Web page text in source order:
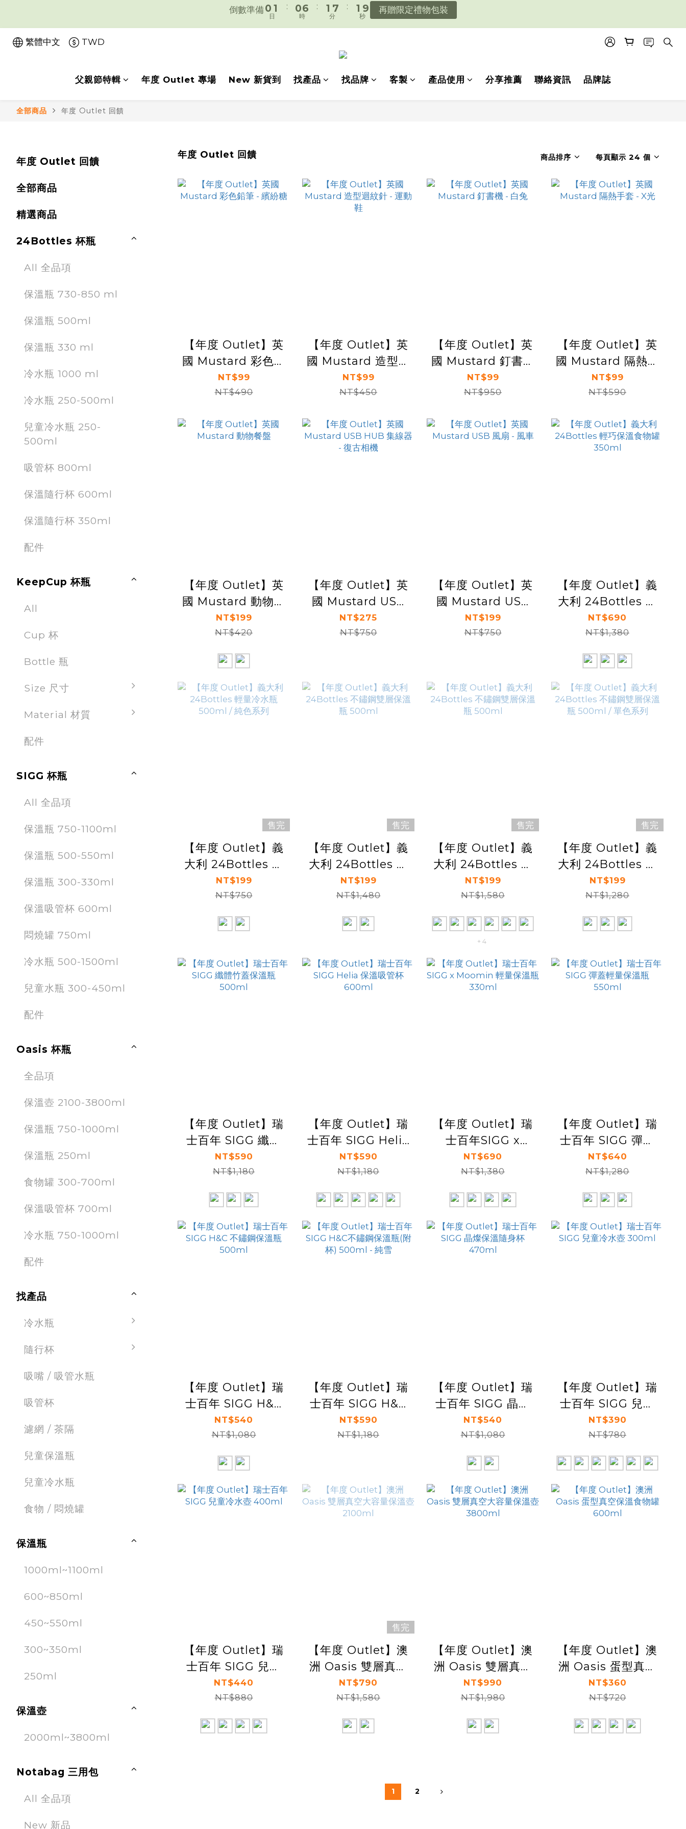
遇見好日常，陪你好好生活。
遇見好日常，陪你好好生活。
2
1
3
2
2
1
8
7
3
3
2
9
8
6
3
29
5
繁體中文 TWD
父親節特輯 年度 Outlet 專場 New 新貨到 找產品 找品牌 客製 產品使用 分享推薦 聯絡資訊 品牌誌
全部商品 年度 Outlet 回饋
年度 Outlet 回饋
全部商品
精選商品
24Bottles 杯瓶
All 全品項
保溫瓶 730-850 ml
保溫瓶 500ml
保溫瓶 330 ml
冷水瓶 1000 ml
冷水瓶 250-500ml
兒童冷水瓶 250-
500ml
吸管杯 800ml
保溫隨行杯 600ml
保溫隨行杯 350ml
配件
KeepCup 杯瓶
All
Cup 杯
Bottle 瓶
Size 尺寸
Material 材質
配件
SIGG 杯瓶
All 全品項
保溫瓶 750-1100ml
保溫瓶 500-550ml
保溫瓶 300-330ml
保溫吸管杯 600ml
悶燒罐 750ml
冷水瓶 500-1500ml
兒童水瓶 300-450ml
配件
Oasis 杯瓶
全品項
保溫壺 2100-3800ml
保溫瓶 750-1000ml
保溫瓶 250ml
食物罐 300-700ml
保溫吸管杯 700ml
冷水瓶 750-1000ml
配件
找產品
冷水瓶
隨行杯
吸嘴 / 吸管水瓶
吸管杯
濾網 / 茶隔
兒童保溫瓶
兒童冷水瓶
食物 / 悶燒罐
保溫瓶
1000ml~1100ml
600~850ml
450~550ml
300~350ml
250ml
保溫壺
2000ml~3800ml
Notabag 三用包
All 全品項
New 新品
年度 Outlet 回饋 商品排序 每頁顯示 24 個
【年度 Outlet】英
國 Mustard 彩色鉛
筆 - 繽紛糖
NT$99
NT$490
【年度 Outlet】英
國 Mustard 造型迴
紋針 - 運動鞋
NT$99
NT$450
【年度 Outlet】英
國 Mustard 釘書機
- 白兔
NT$99
NT$950
【年度 Outlet】英
國 Mustard 隔熱手
套 - X光
NT$99
NT$590
【年度 Outlet】英
國 Mustard 動物餐
盤
NT$199
NT$420
【年度 Outlet】英
國 Mustard USB
HUB 集線器 - 復古
相機
NT$275
NT$750
【年度 Outlet】英
國 Mustard USB
風扇 - 風車
NT$199
NT$750
【年度 Outlet】義
大利 24Bottles 輕
巧保溫食物罐
350ml
NT$690
NT$1,380
售完
【年度 Outlet】義
大利 24Bottles 輕
量冷水瓶 500ml /
純色系列
NT$199
NT$750
售完
【年度 Outlet】義
大利 24Bottles 不
鏽鋼雙層保溫瓶
500ml
NT$199
NT$1,480
售完
【年度 Outlet】義
大利 24Bottles 不
鏽鋼雙層保溫瓶
500ml
NT$199
NT$1,580
+ 4
售完
【年度 Outlet】義
大利 24Bottles 不
鏽鋼雙層保溫瓶
500ml / 單色系列
NT$199
NT$1,280
【年度 Outlet】瑞
士百年 SIGG 纖體
竹蓋保溫瓶 500ml
NT$590
NT$1,180
【年度 Outlet】瑞
士百年 SIGG Helia
保溫吸管杯 600ml
NT$590
NT$1,180
【年度 Outlet】瑞
士百年SIGG x
Moomin 輕量保溫
瓶 330ml
NT$690
NT$1,380
【年度 Outlet】瑞
士百年 SIGG 彈蓋
輕量保溫瓶 550ml
NT$640
NT$1,280
【年度 Outlet】瑞
士百年 SIGG H&C
不鏽鋼保溫瓶
500ml
NT$540
NT$1,080
【年度 Outlet】瑞
士百年 SIGG H&C
不鏽鋼保溫瓶(附杯)
500ml - 純雪
NT$590
NT$1,180
【年度 Outlet】瑞
士百年 SIGG 晶燦
保溫隨身杯 470ml
NT$540
NT$1,080
【年度 Outlet】瑞
士百年 SIGG 兒童
冷水壺 300ml
NT$390
NT$780
【年度 Outlet】瑞
士百年 SIGG 兒童
冷水壺 400ml
NT$440
NT$880
售完
【年度 Outlet】澳
洲 Oasis 雙層真空
大容量保溫壺
2100ml
NT$790
NT$1,580
【年度 Outlet】澳
洲 Oasis 雙層真空
大容量保溫壺
3800ml
NT$990
NT$1,980
【年度 Outlet】澳
洲 Oasis 蛋型真空
保溫食物罐 600ml
NT$360
NT$720
1 2